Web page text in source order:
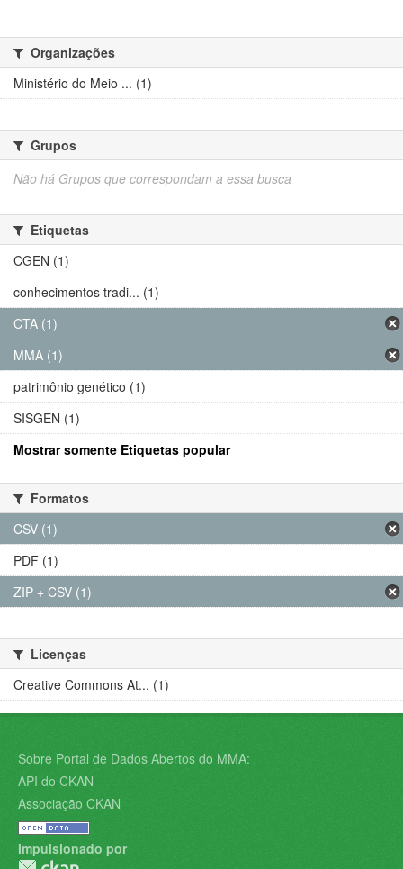
Organizações
Ministério do Meio ... (1)
Grupos
Não há Grupos que correspondam a essa busca
Etiquetas
CGEN (1)
conhecimentos tradi... (1)
CTA (1)
MMA (1)
patrimônio genético (1)
SISGEN (1)
Mostrar somente Etiquetas popular
Formatos
CSV (1)
PDF (1)
ZIP + CSV (1)
Licenças
Creative Commons At... (1)
Sobre Portal de Dados Abertos do MMA:
API do CKAN
Associação CKAN
Impulsionado por